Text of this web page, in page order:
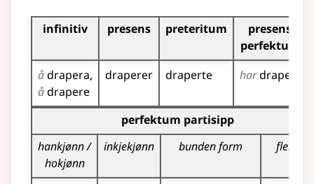
Bøyningstabell for dette verbet
infinitiv presens preteritum
presens
perfektum
ådrapera
ådrapere
draperer draperte hardrapert
Bøyningstabell for dette verbet (partisippformer)
perfektum partisipp
hankjønn /
hokjønn
inkjekjønn bunden form fleirtal